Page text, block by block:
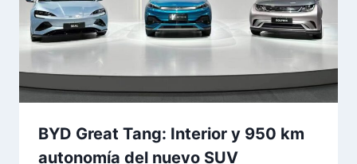
BYD Great Tang: Interior y 950 km
autonomía del nuevo SUV